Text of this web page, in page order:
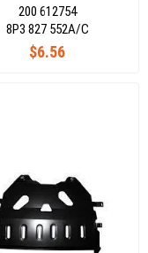
200 612754
$6.56
8P3 827 552A/C